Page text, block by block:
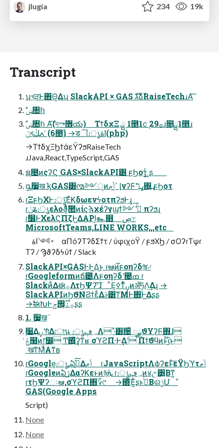
jlugia
234 19k
Transcript
ʮখֶੜͰ΋Θ͔Δʯ SlackAPI × GAS גࣜձࣾRaiseTechɹΑ͠
ࣗݾ঺հ
ݩখֶߍڭ་ (6೥ؒ) →डୗ։ൃاۀ(php)
→ΤϯδχΞϦϯάεΫʔϧRaiseTech
ɹJava,React,TypeScript,GAS
ຊ೔ͷςʔϚ GAS×SlackAPI͸ ϝϦοτ͕͍ͬͺ͍ʂ
ᶃ࣮૷͕͓खܰ ᶄGAS͸൚༻ੑͷߴ͍ݴޠ ᶅνʔϜʹߩݙ͠΍͍͢ ϝϦοτ
ɾΞϝϦΧͰ։ൃ͞ΕͨϏδωενϟοτπʔϧͰ͢ɻ
ɾݩʑ։ൃελοϑ͕ͨͪࣾ಺ͷίϛϡχέʔγϣϯ༻ʹ࡞ͬͨ πʔϧɻ
ɾࣗ෼ͰΧελϚΠζͰ͖ΔAPI͕๛෋ ڝ߹
MicrosoftTeams,LINE WORKS,,,etc
Τʔ / Ϡϑʔδϟύϯ / Slack
SlackAPI×GASͰͰ͖Δ͜ͱ ɾఆ࣌ͷϝοηʔδૹ৴
ɾGoogleformͷճ౴Λϝοηʔδʹ౤ߘ ɾ
Slackͷ͋Δಈ࡞ΛτϦΨʔʹ͠ɺ ͦΕ͕ߦͳͬͨࡍͷॲཧΛ͢Δɻ →
SlackAPIͷϦϑΝϨϯε͋Δࣄ͸ͳΜͰ΋Ͱ͖Δʂʂ
→ࣗಈԽͰ࡞ۀ͕࣌ؒ࡟ݮʂʂ
1. ࣮૷͕͓खܰ
࣮૷͢Δࡍʹग़ͯ͘Δোน ։ൃ؀ڥΛ ·ͣ͸੔͑ͯ ೖྗϑΥʔϜ΍ɺ
ݟͨ໨ͷ෦෼ Ͳ͏΍͔ͬͯ͜ʔ͔ͳʁ σϓϩΠ·Ͱ͢Δʹ Πϯϑϥͷͱͪ͜ΐͬͱ
ۤखͳΜͩΑͳʙ
ɾGoogle͕։ൃ,ఏڙ͍ͯ͠Δݴޠ ɾJavaScriptΛϕʔεͱͨ͠εΫϦϓτݴޠ
ɾGoogleͷఏڙ͢ΔαʔϏεͱͷ࿈ܞ ɾ։ൃ؀ڥͷ४උ͸͍Βͳ͍
ɾτϦΨʔઃఆ,σϓϩΠ΋؆୯ →΍ͬͯΈ͍ͨʂͱࢥͬͨΒଈ࣮ݱՄೳ
GAS(Google Apps
Script)
None
None